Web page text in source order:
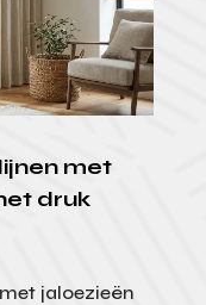
met
druk
jaloezieën